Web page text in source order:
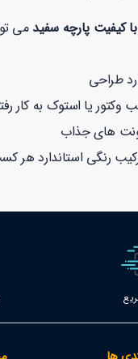
کیفیت پارچه سفید می
طراحی
وکتور یا استوک به کار
های جذاب
رنگی استاندارد هر